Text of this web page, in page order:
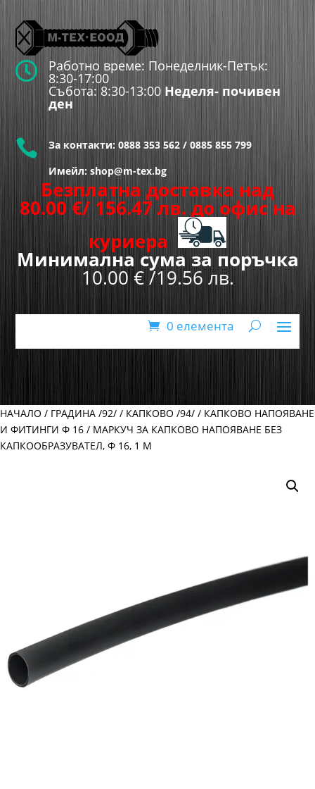
 Работно време: Понеделник-Петък:
8:30-17:00
Събота: 8:30-13:00 Неделя- почивен
ден
 За контакти: 0888 353 562 / 0885 855 799
Имейл: shop@m-tex.bg
Безплатна доставка над
80.00 €/ 156.47 лв. до офис на
куриера
Минимална сума за поръчка
10.00 € /19.56 лв.
0 елемента
НАЧАЛО / ГРАДИНА /92/ / КАПКОВО /94/ / КАПКОВО НАПОЯВАНЕ
И ФИТИНГИ Ф 16 / МАРКУЧ ЗА КАПКОВО НАПОЯВАНЕ БЕЗ
КАПКООБРАЗУВАТЕЛ, Ф 16, 1 М